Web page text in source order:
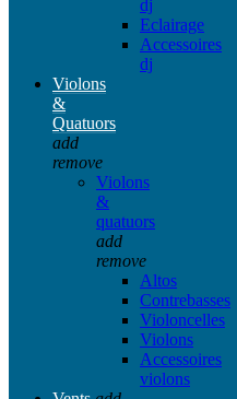
dj
Eclairage
Accessoires
dj
Violons
&
Quatuors
add
remove
Violons
&
quatuors
add
remove
Altos
Contrebasses
Violoncelles
Violons
Accessoires
violons